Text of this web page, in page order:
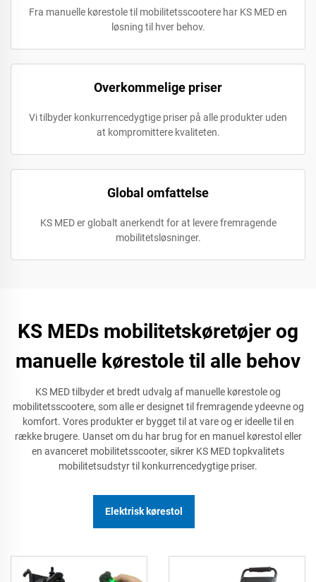
Fra manuelle kørestole til mobilitetsscootere har KS MED en
løsning til hver behov.
Overkommelige priser
Vi tilbyder konkurrencedygtige priser på alle produkter uden
at kompromittere kvaliteten.
Global omfattelse
KS MED er globalt anerkendt for at levere fremragende
mobilitetsløsninger.
KS MEDs mobilitetskøretøjer og
manuelle kørestole til alle behov
KS MED tilbyder et bredt udvalg af manuelle kørestole og
mobilitetsscootere, som alle er designet til fremragende ydeevne og
komfort. Vores produkter er bygget til at vare og er ideelle til en
række brugere. Uanset om du har brug for en manuel kørestol eller
en avanceret mobilitetsscooter, sikrer KS MED topkvalitets
mobilitetsudstyr til konkurrencedygtige priser.
Elektrisk kørestol